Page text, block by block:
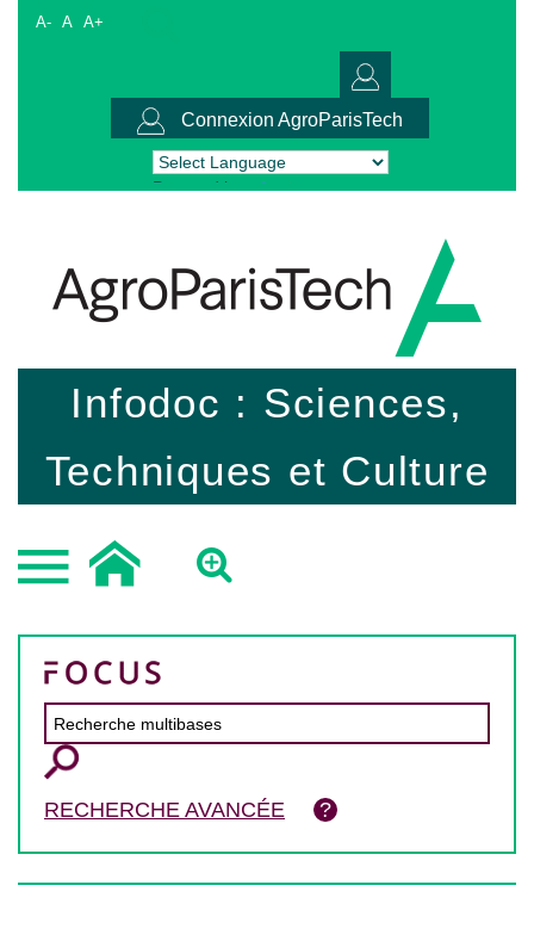
A- A A+
Connexion AgroParisTech
Powered by Translate
Infodoc : Sciences,
Techniques et Culture
RECHERCHE AVANCÉE